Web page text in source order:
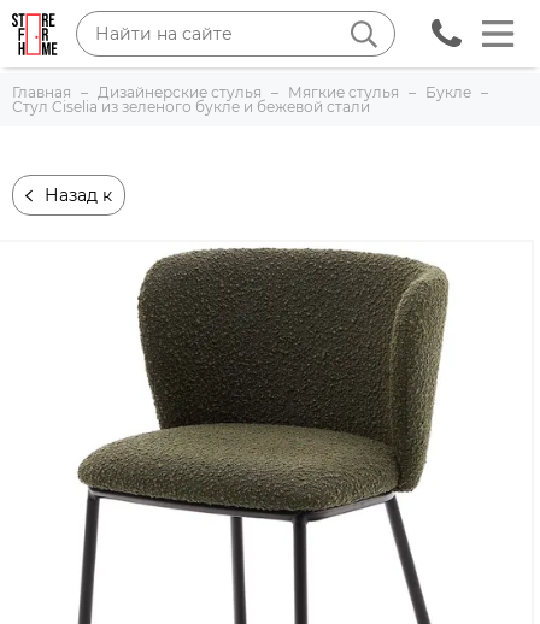
Главная Дизайнерские стулья Мягкие стулья
Букле
Стул Ciselia из зеленого букле и бежевой стали
Назад к